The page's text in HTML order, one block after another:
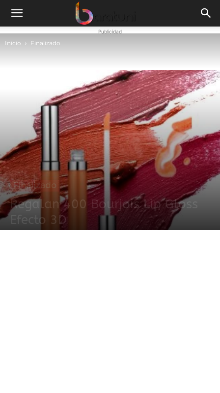
Publicidad
Inicio Finalizado
Finalizado
Regalan 400 Bourjois Lip Gloss
Efecto 3D